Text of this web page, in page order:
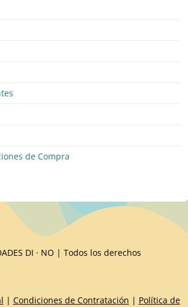
de Compra
DI · NO | Todos los derechos
| Condiciones de Contratación | Política de